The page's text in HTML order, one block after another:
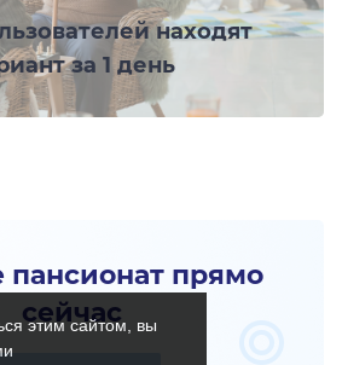
этим сайтом, вы
находят
за 1 день
пансионат прямо
сейчас